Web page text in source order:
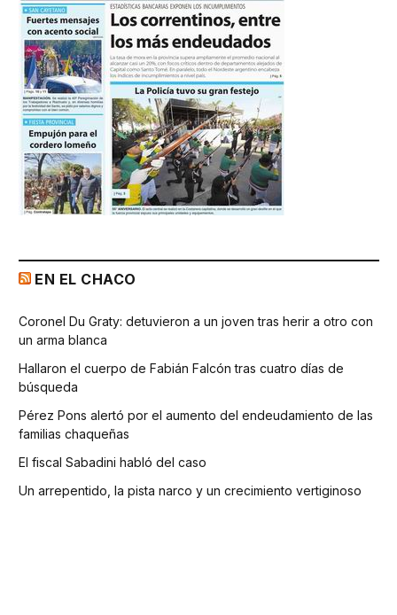
EN EL CHACO
Coronel Du Graty: detuvieron a un joven tras herir a otro con
un arma blanca
Hallaron el cuerpo de Fabián Falcón tras cuatro días de
búsqueda
Pérez Pons alertó por el aumento del endeudamiento de las
familias chaqueñas
El fiscal Sabadini habló del caso
Un arrepentido, la pista narco y un crecimiento vertiginoso